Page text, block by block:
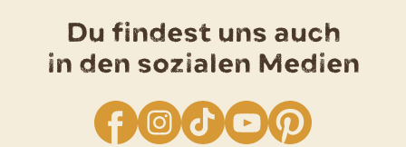
Du findest uns auch
in den sozialen Medien
facebookInstagram
TikTok YouTube